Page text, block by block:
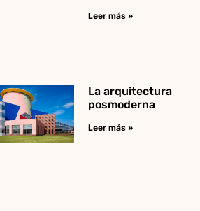
Leer más »
La arquitectura
posmoderna
Leer más »